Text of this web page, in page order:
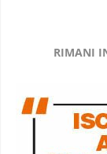
RIMANI